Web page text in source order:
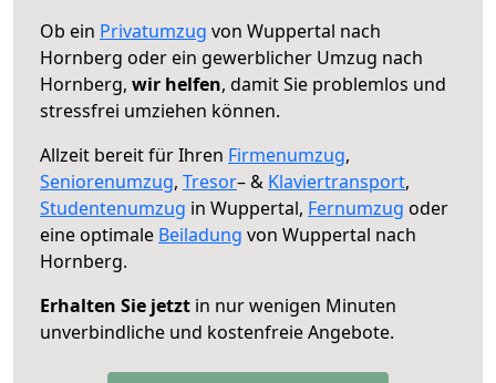
Ob ein Privatumzug von Wuppertal nach
Hornberg oder ein gewerblicher Umzug nach
Hornberg, wir helfen, damit Sie problemlos und
stressfrei umziehen können.
Allzeit bereit für Ihren Firmenumzug,
Seniorenumzug, Tresor– & Klaviertransport,
Studentenumzug in Wuppertal, Fernumzug oder
eine optimale Beiladung von Wuppertal nach
Hornberg.
Erhalten Sie jetzt in nur wenigen Minuten
unverbindliche und kostenfreie Angebote.